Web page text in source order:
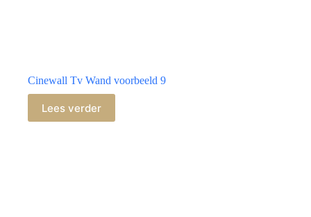
Cinewall Tv Wand voorbeeld 9
Lees verder